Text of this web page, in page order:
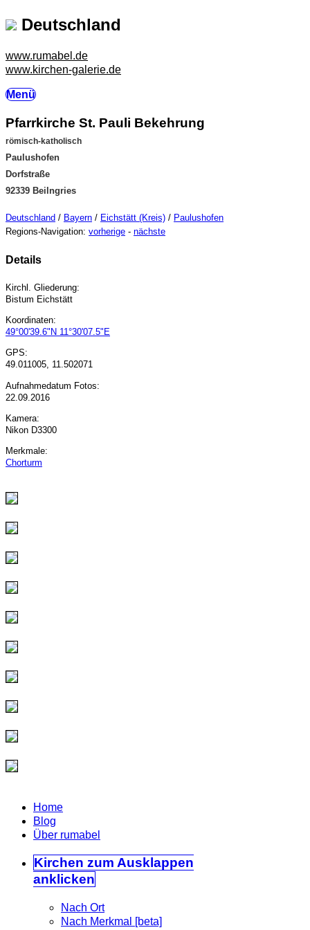
Deutschland
www.rumabel.de
www.kirchen-galerie.de
Menü
Pfarrkirche St. Pauli Bekehrung
römisch-katholisch
Paulushofen
Dorfstraße
92339 Beilngries
Deutschland / Bayern / Eichstätt (Kreis) / Paulushofen
Regions-Navigation: vorherige - nächste
Details
Kirchl. Gliederung:
Bistum Eichstätt
Koordinaten:
49°00'39.6"N 11°30'07.5"E
GPS:
49.011005, 11.502071
Aufnahmedatum Fotos:
22.09.2016
Kamera:
Nikon D3300
Merkmale:
Chorturm
Home
Blog
Über rumabel
Kirchen zum Ausklappen
anklicken
Nach Ort
Nach Merkmal [beta]